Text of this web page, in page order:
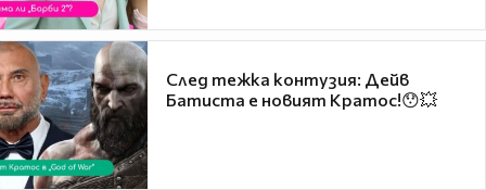
След тежка контузия: Дейв
Батиста е новият Кратос!😯💥